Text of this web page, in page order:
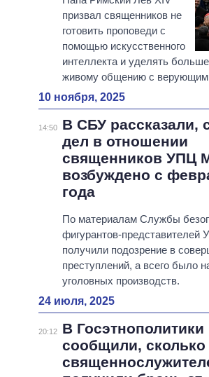
призвал священников не
готовить проповеди с
помощью искусственного
интеллекта и уделять
живому общению с
10 ноября, 2025
14:50
В СБУ рассказали,
дел в отношении
священников УПЦ
возбуждено с
года
По материалам Службы
фигурантов-
получили подозрение в
преступлений, а всего было
уголовных производств.
24 июля, 2025
20:12
В Госэтнополитики
сообщили, сколько